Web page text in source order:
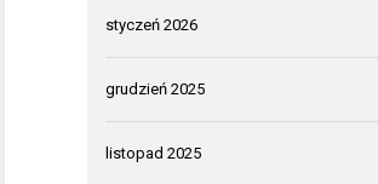
styczeń 2026
grudzień 2025
listopad 2025